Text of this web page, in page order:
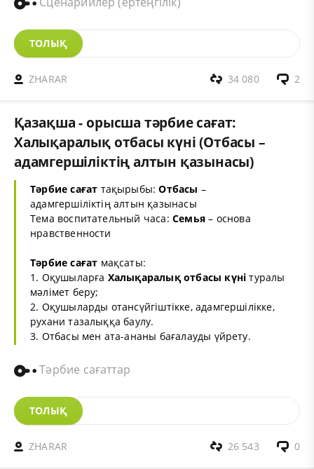
ТОЛЫҚ
ZHARAR 2
34 080
Қазақша - орысша тәрбие сағат:
Халықаралық отбасы күні (Отбасы –
адамгершіліктің алтын қазынасы)
Тәрбие сағат тақырыбы:Отбасы –
адамгершіліктің алтын қазынасы
Тема воспитательный часа: Семья– основа
нравственности
Тәрбие сағат мақсаты:
1. Оқушыларға Халықаралық отбасы күні туралы
мәлімет беру;
2. Оқушыларды отансүйгіштікке, адамгершілікке,
рухани тазалыққа баулу.
3. Отбасы мен ата-ананы бағалауды үйрету.
Тәрбие сағаттар
ТОЛЫҚ
ZHARAR 0
26 543